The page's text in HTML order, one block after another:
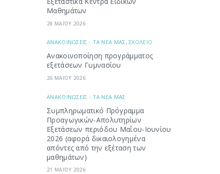
Μαθημάτων
28 ΜΑΪΟΥ 2026
ΑΝΑΚΟΙΝΩΣΕΙΣ - ΤΑ ΝΕΑ ΜΑΣ,ΣΧΟΛΕΙΟ
Ανακοινοποίηση προγράμματος
εξετάσεων Γυμνασίου
26 ΜΑΪΟΥ 2026
ΑΝΑΚΟΙΝΩΣΕΙΣ - ΤΑ ΝΕΑ ΜΑΣ
Συμπληρωματικό Πρόγραμμα
Προαγωγικών-Απολυτηρίων
Εξετάσεων περιόδου Μαΐου-Ιουνίου
2026 (αφορά δικαιολογημένα
απόντες από την εξέταση των
μαθημάτων)
21 ΜΑΪΟΥ 2026